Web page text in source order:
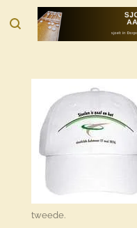
direct
tweede.